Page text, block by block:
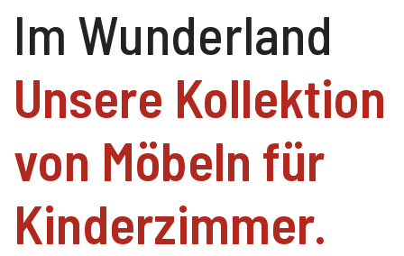
Im Wunderland
Unsere Kollektion
von Möbeln für
Kinderzimmer.